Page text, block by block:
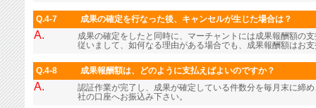
Q.4-7 成果の確定を行なった後、キャンセルが生じた場合は？
A.
成果の確定をしたと同時に、マーチャントには成果報酬額の
従いまして、如何なる理由がある場合でも、成果報酬額はお
Q.4-8 成果報酬額は、どのように支払えばよいのですか？
A.
認証作業が完了し、成果が確定している件数分を毎月末に締
社の口座へお振込み下さい。